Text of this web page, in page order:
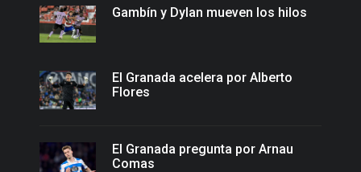
Gambín y Dylan mueven los hilos
El Granada acelera por Alberto
Flores
El Granada pregunta por Arnau
Comas